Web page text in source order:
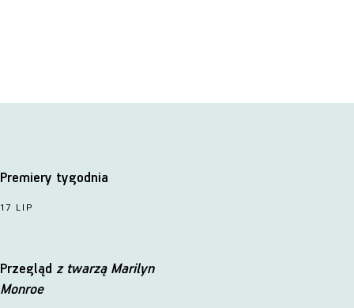
Premiery tygodnia
17 LIP
Przegląd z twarzą Marilyn
Monroe